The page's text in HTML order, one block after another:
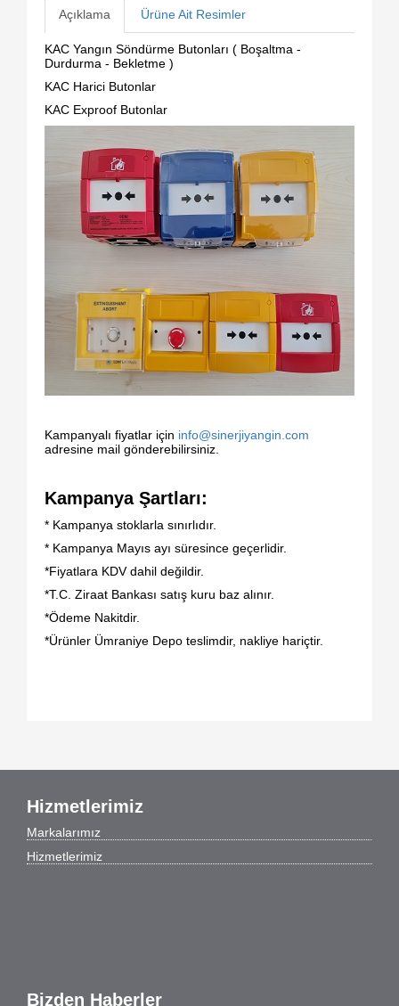
Açıklama Ürüne Ait Resimler
KAC Yangın Söndürme Butonları ( Boşaltma -
Durdurma - Bekletme )
KAC Harici Butonlar
KAC Exproof Butonlar
Kampanyalı fiyatlar için info@sinerjiyangin.com
adresine mail gönderebilirsiniz.
Kampanya Şartları:
* Kampanya stoklarla sınırlıdır.
* Kampanya Mayıs ayı süresince geçerlidir.
*Fiyatlara KDV dahil değildir.
*T.C. Ziraat Bankası satış kuru baz alınır.
*Ödeme Nakitdir.
*Ürünler Ümraniye Depo teslimdir, nakliye hariçtir.
Hizmetlerimiz
Markalarımız
Hizmetlerimiz
Bizden Haberler